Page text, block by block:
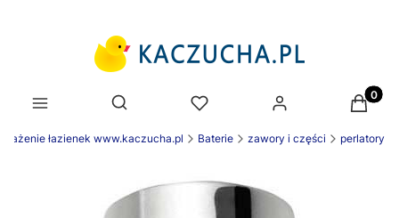
Otwórz wyszukiwarkę
łazienek www.kaczucha.pl Baterie zawory i części perlatory